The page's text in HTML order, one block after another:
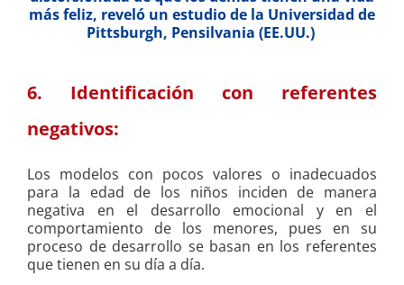
más feliz, reveló un estudio de la Universidad de
Pittsburgh, Pensilvania (EE.UU.)
6. Identificación con referentes
negativos:
Los modelos con pocos valores o inadecuados
para la edad de los niños inciden de manera
negativa en el desarrollo emocional y en el
comportamiento de los menores, pues en su
proceso de desarrollo se basan en los referentes
que tienen en su día a día.